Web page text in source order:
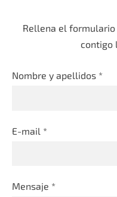
Rellena el
contigo
Nombre y apellidos *
E-mail *
Mensaje *